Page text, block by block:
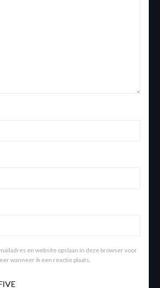
en website opslaan in deze browser voor
wanneer ik een reactie plaats.